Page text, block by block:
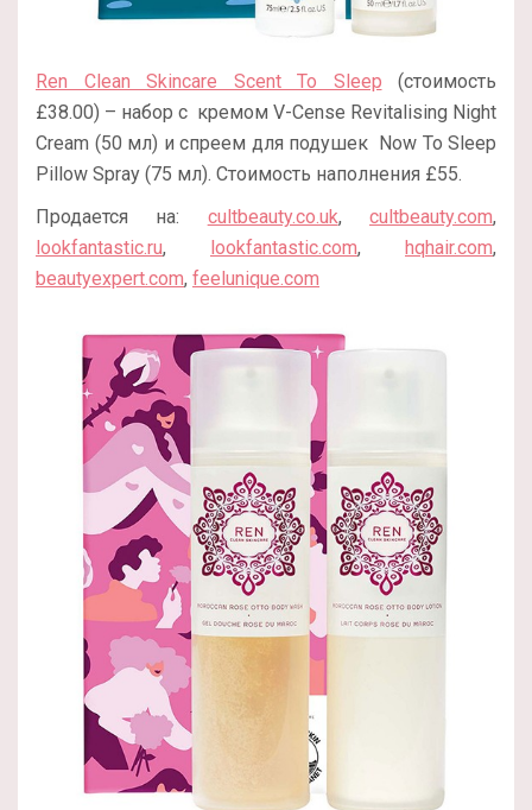
Ren Clean Skincare Scent To Sleep (стоимость
£38.00) – набор с кремом V-Cense Revitalising Night
Cream (50 мл) и спреем для подушек Now To Sleep
Pillow Spray (75 мл). Стоимость наполнения £55.
Продается на: cultbeauty.co.uk,cultbeauty.com,
lookfantastic.ru, lookfantastic.com, hqhair.com,
beautyexpert.com, feelunique.com